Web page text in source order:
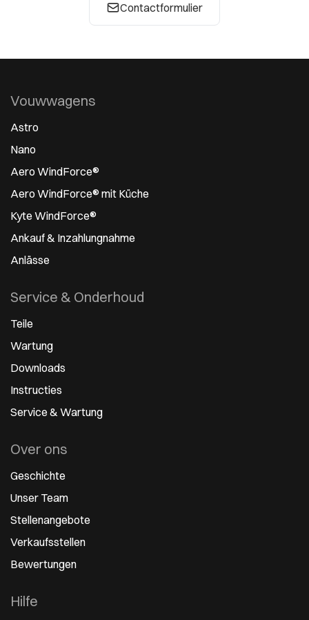
Contactformulier
Vouwwagens
Astro
Nano
Aero WindForce®
Aero WindForce® mit Küche
Kyte WindForce®
Ankauf & Inzahlungnahme
Anlässe
Service & Onderhoud
Teile
Wartung
Downloads
Instructies
Service & Wartung
Over ons
Geschichte
Unser Team
Stellenangebote
Verkaufsstellen
Bewertungen
Hilfe